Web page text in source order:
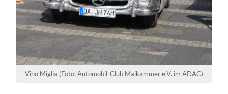
Vino Miglia (Foto: Automobil-Club Maikammer e.V. im ADAC)